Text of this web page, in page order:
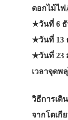
ดอกไม้ไฟ
★วันที่ 6 ธั
★วันที่ 13
★วันที่ 23
เวลาจุดพ
วิธีการเดิ
จากโตเกี